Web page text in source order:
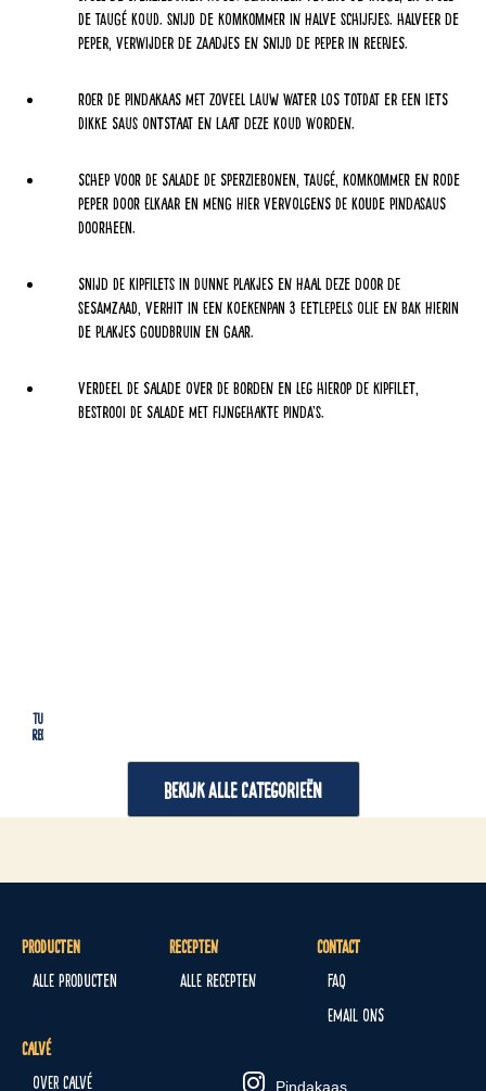
de taugé koud. Snijd de komkommer in halve schijfjes. Halveer de
peper, verwijder de zaadjes en snijd de peper in reepjes.
Roer de pindakaas met zoveel lauw water los totdat er een iets
dikke saus ontstaat en laat deze koud worden.
Schep voor de salade de sperziebonen, taugé, komkommer en rode
peper door elkaar en meng hier vervolgens de koude pindasaus
doorheen.
Snijd de kipfilets in dunne plakjes en haal deze door de
sesamzaad, verhit in een koekenpan 3 eetlepels olie en bak hierin
de plakjes goudbruin en gaar.
Verdeel de salade over de borden en leg hierop de kipfilet,
bestrooi de salade met fijngehakte pinda’s.
Tussendoortjes
Recepten
BEKIJK ALLE CATEGORIEËN
Producten
Alle producten
Recepten
Alle recepten
Contact
FAQ
Email ons
Calvé
Over Calvé
Pindakaas